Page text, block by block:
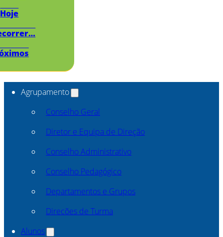
Hoje
Agrupamento
Conselho Geral
Diretor e Equipa de Direção
Conselho Administrativo
Conselho Pedagógico
Departamentos e Grupos
Direcões de Turma
Alunos